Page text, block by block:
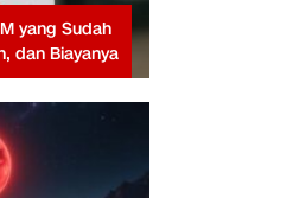
yang Sudah
dan Biayanya